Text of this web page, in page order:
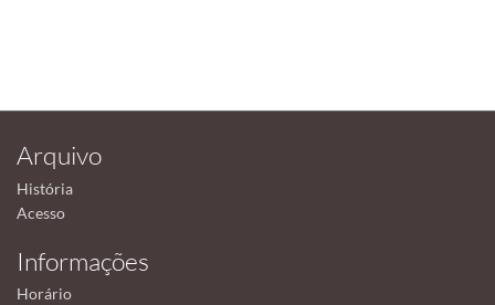
Arquivo
História
Acesso
Informações
Horário